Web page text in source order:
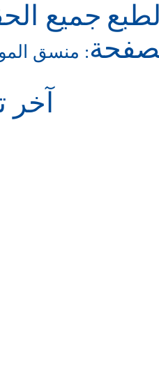
جميع
: منسق
آخر